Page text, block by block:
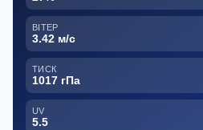
ВІТЕР
3.42 м/с
ТИСК
1017 гПа
UV
5.5